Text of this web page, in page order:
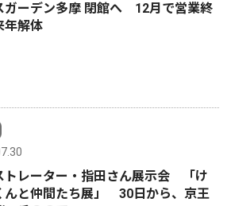
ガーデン多摩 閉館へ 12月で営業終
年解体
トレーター・指田さん展示会 「け
んと仲間たち展」 30日から、京王